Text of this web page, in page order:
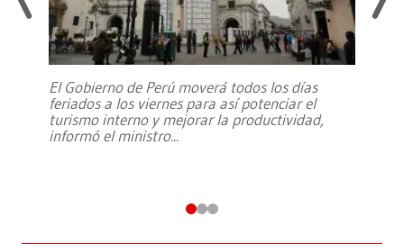
El Gobierno de Perú moverá todos los días
feriados a los viernes para así potenciar el
turismo interno y mejorar la productividad,
informó el ministro...